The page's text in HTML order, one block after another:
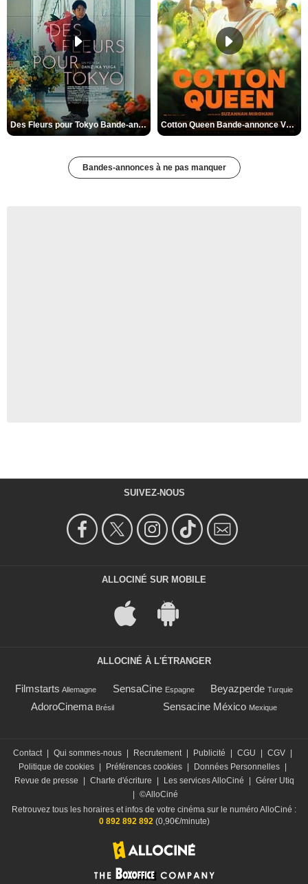
Des Fleurs pour Tokyo Bande-annonce VO STFR Cotton Queen Bande-annonce VO STFR
Bandes-annonces à ne pas manquer
SUIVEZ-NOUS
ALLOCINÉ SUR MOBILE
ALLOCINÉ À L'ÉTRANGER
Filmstarts Allemagne SensaCine Espagne Beyazperde Turquie
AdoroCinema Brésil Sensacine México Mexique
Contact | Qui sommes-nous | Recrutement | Publicité | CGU | CGV |
Politique de cookies | Préférences cookies | Données Personnelles |
Revue de presse
| Charte d'écriture | Les services AlloCiné | Gérer Utiq
| ©AlloCiné
Retrouvez tous les horaires et infos de votre cinéma sur le numéro AlloCiné :
0 892 892 892 (0,90€/minute)